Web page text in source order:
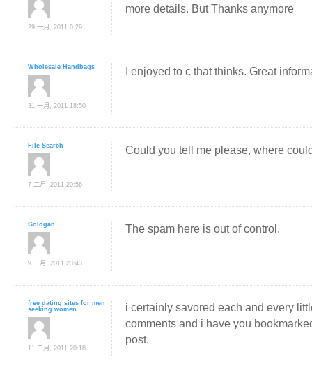
29 一月, 2011 0:29
more details. But Thanks anymore
Wholesale Handbags
31 一月, 2011 18:50
I enjoyed to c that thinks. Great
File Search
7 二月, 2011 20:56
Could you tell me please, where
Gologan
9 二月, 2011 23:43
The spam here is out of control.
free dating sites for men
seeking women
11 二月, 2011 20:18
i certainly savored each and every
comments and i have you
post.